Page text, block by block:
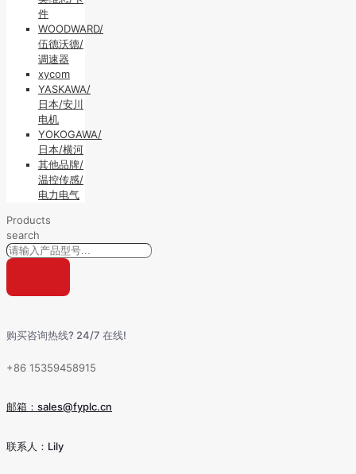
件
WOODWARD/
伍德沃德/
调速器
xycom
YASKAWA/
日本/安川
电机
YOKOGAWA/
日本/横河
其他品牌/
温控传感/
电力电气
Products
search
购买咨询热线? 24/7 在线!
+86 15359458915
邮箱：sales@fyplc.cn
联系人：Lily